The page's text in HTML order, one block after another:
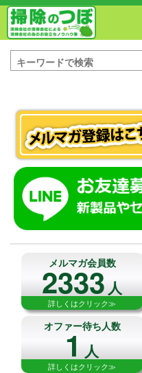
メルマガ会員数
2333人
詳しくはクリック≫
オファー待ち人数
1人
詳しくはクリック≫